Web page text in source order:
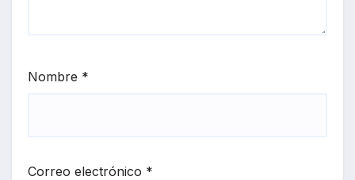
Nombre *
Correo electrónico *